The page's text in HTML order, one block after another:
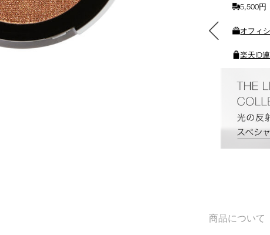
素敵なギフトと交換できる
ポイントをプレゼント
5,500円
オフィ
楽天ID
商品について